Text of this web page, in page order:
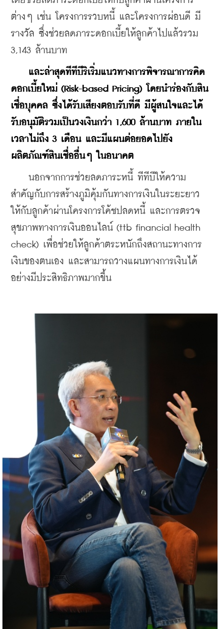
ต่างๆ เช่น โครงการรวบหนี้ และโครงการผ่อนดี มี
รางวัล ซึ่งช่วยลดภาระดอกเบี้ยให้ลูกค้าไปแล้วรวม
3,143 ล้านบาท
และล่าสุดทีทีบีริเริ่มแนวทางการพิจารณาการคิด
ดอกเบี้ยใหม่ (Risk-based Pricing) โดยนำร่องกับสิน
เชื่อบุคคล ซึ่งได้รับเสียงตอบรับที่ดี มีผู้สนใจและได้
รับอนุมัติรวมเป็นวงเงินกว่า 1,600 ล้านบาท ภายใน
เวลาไม่ถึง 3 เดือน และมีแผนต่อยอดไปยัง
ผลิตภัณฑ์สินเชื่ออื่นๆ ในอนาคต
นอกจากการช่วยลดภาระหนี้ ทีทีบีให้ความ
สำคัญกับการสร้างภูมิคุ้มกันทางการเงินในระยะยาว
ให้กับลูกค้าผ่านโครงการโค้ชปลดหนี้ และการตรวจ
สุขภาพทางการเงินออนไลน์ (ttb financial health
check) เพื่อช่วยให้ลูกค้าตระหนักถึงสถานะทางการ
เงินของตนเอง และสามารถวางแผนทางการเงินได้
อย่างมีประสิทธิภาพมากขึ้น